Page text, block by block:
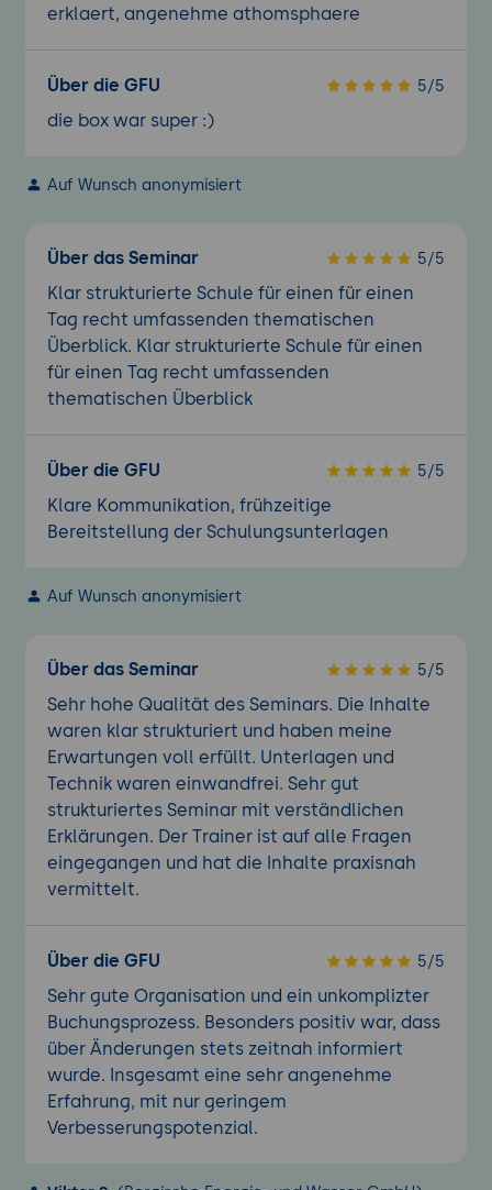
erklaert, angenehme athomsphaere
Über die GFU 5/5
die box war super :)
Auf Wunsch anonymisiert
Über das Seminar 5/5
Klar strukturierte Schule für einen für einen
Tag recht umfassenden thematischen
Überblick. Klar strukturierte Schule für einen
für einen Tag recht umfassenden
thematischen Überblick
Über die GFU 5/5
Klare Kommunikation, frühzeitige
Bereitstellung der Schulungsunterlagen
Auf Wunsch anonymisiert
Über das Seminar 5/5
Sehr hohe Qualität des Seminars. Die Inhalte
waren klar strukturiert und haben meine
Erwartungen voll erfüllt. Unterlagen und
Technik waren einwandfrei. Sehr gut
strukturiertes Seminar mit verständlichen
Erklärungen. Der Trainer ist auf alle Fragen
eingegangen und hat die Inhalte praxisnah
vermittelt.
Über die GFU 5/5
Sehr gute Organisation und ein unkomplizter
Buchungsprozess. Besonders positiv war, dass
über Änderungen stets zeitnah informiert
wurde. Insgesamt eine sehr angenehme
Erfahrung, mit nur geringem
Verbesserungspotenzial.